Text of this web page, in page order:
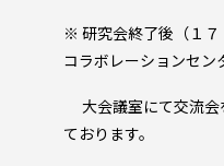
※ 研究会終了後（１
コラボレーションセン
大会議室にて交流会
ております。